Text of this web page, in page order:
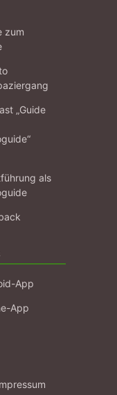
zum
„Guide
als
App
App